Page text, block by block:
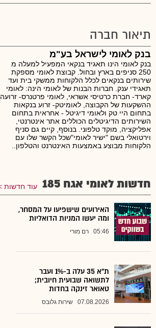
תיאור חברה
בנק לאומי לישראל בע"מ
בנק לאומי הינו תאגיד בנקאי המפעיל למעלה מ
250 סניפים בארץ ובחול. קבוצת לאומי מספקת
שירותים בנקאים לכלל הלקוחות ממשקי בית ועד
תאגידי ענק. חברות הבנות של לאומי הינה: לאומי
קארד- חברת כרטיסי אשראי, לאומי פרטנרס- זרועה
ההשקעות של הקבוצה, לאומיטק- זרוע בנקאות
בתחום היי טק ולאומי דיגיטל - אחראית בתחום
השירותים הדיגיטלים הכוללים אתר אינטרנטי,
אפליקציה, מוקד טלפוני. בנוסף, קיים גם סניף
וירטואלי בשם "ישיר לאומי"שכל הקשר שלו עם
הלקוחות מבוצע באמצעות האינטרנט והטלפון..
חדשות לאומי אגח 185 עוד חדשות
האירועים שישפיעו על המסחר,
ומה יעשו המניות הדואליות
05:46 רם מורי
ת"א 35 עלה ב-1% ועבר
לתשואה שבועית חיובית;
טאואר זינקה בחדות
07.08.2026 שירות גלובס